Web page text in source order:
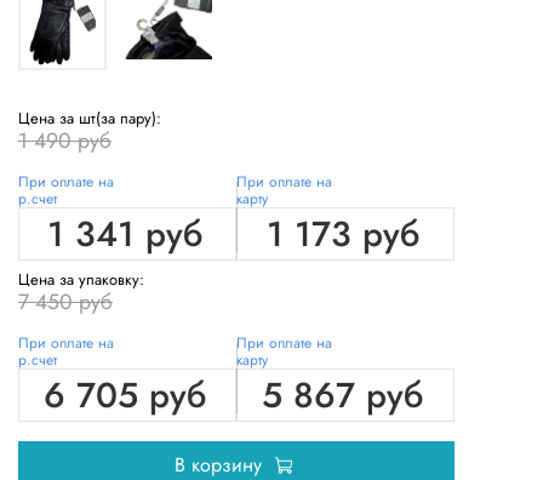
Цена за шт(за пару):
1 490 руб
При оплате на
р.счет
1 341 руб
При оплате на
карту
1 173 руб
Цена за упаковку:
7 450 руб
При оплате на
р.счет
6 705 руб
При оплате на
карту
5 867 руб
В корзину